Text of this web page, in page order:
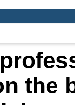
the